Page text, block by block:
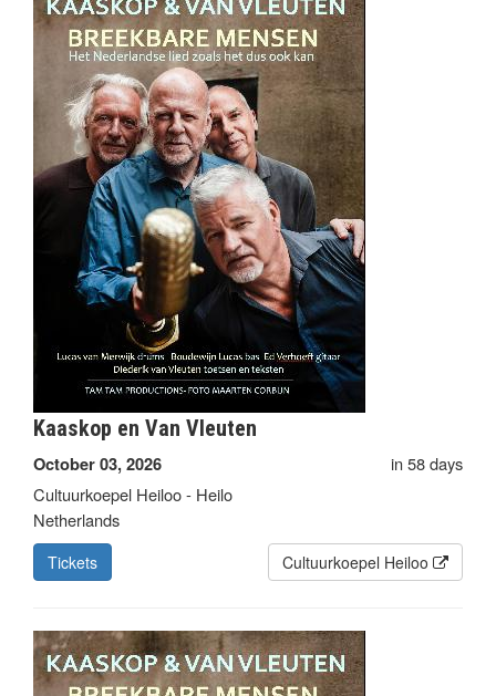
Kaaskop en Van Vleuten
October 03, 2026
in 58 days
Cultuurkoepel Heiloo - Heilo
Netherlands
Tickets Cultuurkoepel Heiloo